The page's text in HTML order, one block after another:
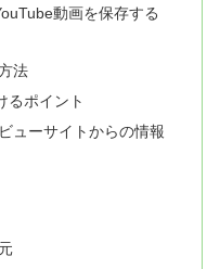
動画を保存する
法
るポイント
ューサイトからの情報